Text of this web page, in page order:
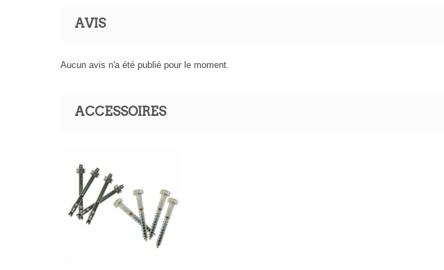
AVIS
Aucun avis n'a été publié pour le moment.
ACCESSOIRES